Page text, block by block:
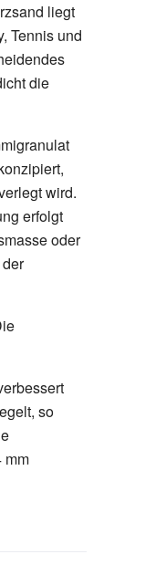
liegt
Tennis und
die
wird.
erfolgt
oder
so
mm